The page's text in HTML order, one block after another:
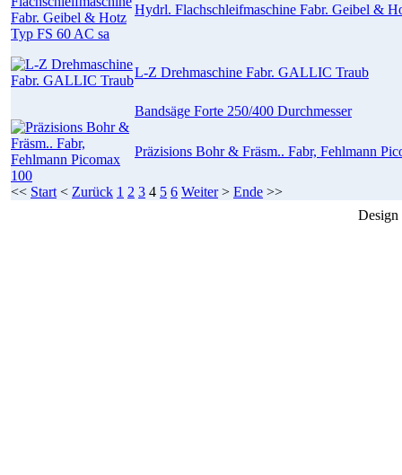
Hydrl. Flachschleifmaschine Fabr. Geibel &
L-Z Drehmaschine Fabr. GALLIC Traub
Bandsäge Forte 250/400 Durchmesser
Präzisions Bohr & Fräsm.. Fabr, Fehlmann
<< Start < Zurück 1 2 3 4 5 6 Weiter> Ende >>